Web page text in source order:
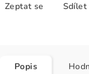
Zeptat se Sdílet
Popis